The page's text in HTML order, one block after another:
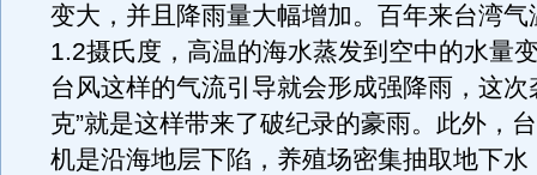
变大，并且降雨量大幅增加。百年来台湾气
1.2摄氏度，高温的海水蒸发到空中的水量
台风这样的气流引导就会形成强降雨，这次
克”就是这样带来了破纪录的豪雨。此外，
机是沿海地层下陷，养殖场密集抽取地下水